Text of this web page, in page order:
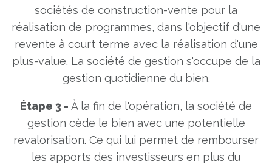
sociétés de construction-vente pour la
réalisation de programmes, dans l'objectif d'une
revente à court terme avec la réalisation d'une
plus-value. La société de gestion s'occupe de la
gestion quotidienne du bien.
Étape 3 - À la fin de l'opération, la société de
gestion cède le bien avec une potentielle
revalorisation. Ce qui lui permet de rembourser
les apports des investisseurs en plus du